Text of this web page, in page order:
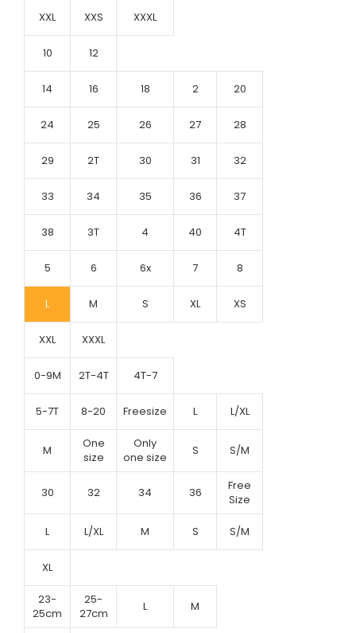
XXL XXS XXXL
10 12
14 16 18 2 20
24 25 26 27 28
29 2T 30 31 32
33 34 35 36 37
38 3T 4 40 4T
5 6 6x 7 8
L M S XL XS
XXL XXXL
0-9M 2T-4T 4T-7
5-7T 8-20 Freesize L L/XL
M
One
size
Only
one size
S S/M
30 32 34 36
Free
Size
L L/XL M S S/M
XL
23-
25cm
25-
27cm
L M